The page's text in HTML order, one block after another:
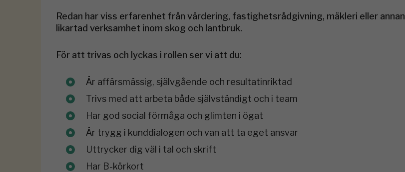
Redan har viss erfarenhet från värdering, fastighetsrådgivning, mäkleri eller annan
likartad verksamhet inom skog och lantbruk.
För att trivas och lyckas i rollen ser vi att du:
Är affärsmässig, självgående och resultatinriktad
Trivs med att arbeta både självständigt och i team
Har god social förmåga och glimten i ögat
Är trygg i kunddialogen och van att ta eget ansvar
Uttrycker dig väl i tal och skrift
Har B-körkort